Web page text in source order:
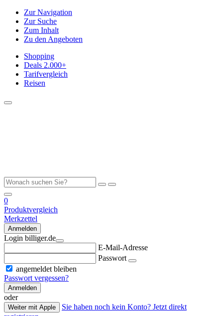
Zur Navigation
Zur Suche
Zum Inhalt
Zu den Angeboten
Shopping
Deals 2.000+
Tarifvergleich
Reisen
0
Produktvergleich
Merkzettel
Anmelden
Login billiger.de
E-Mail-Adresse
Passwort
angemeldet bleiben
Passwort vergessen?
Anmelden
oder
Weiter mit Apple
Sie haben noch kein Konto? Jetzt direkt